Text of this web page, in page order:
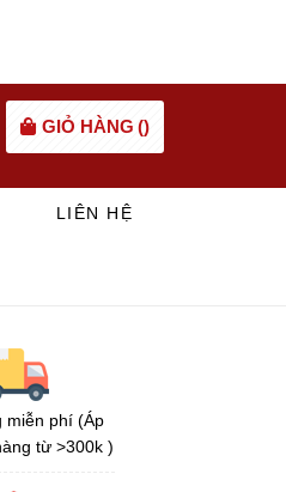
GIỎ HÀNG ()
LIÊN HỆ
miễn phí (Áp
từ >300k )